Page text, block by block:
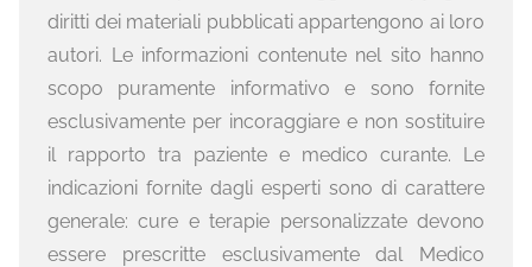
diritti dei materiali pubblicati appartengono ai loro
autori. Le informazioni contenute nel sito hanno
scopo puramente informativo e sono fornite
esclusivamente per incoraggiare e non sostituire
il rapporto tra paziente e medico curante. Le
indicazioni fornite dagli esperti sono di carattere
generale: cure e terapie personalizzate devono
essere prescritte esclusivamente dal Medico